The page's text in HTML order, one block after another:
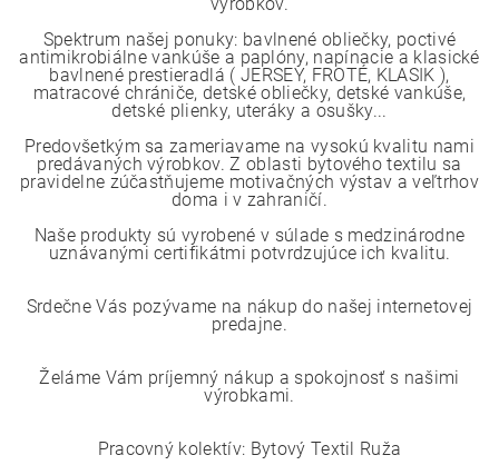
Spektrum našej ponuky: bavlnené obliečky, poctivé
antimikrobiálne vankúše a paplóny, napínacie a klasické
bavlnené prestieradlá ( JERSEY, FROTÉ, KLASIK ),
matracové chrániče, detské obliečky, detské vankúše,
detské plienky, uteráky a osušky...
Predovšetkým sa zameriavame na vysokú kvalitu nami
predávaných výrobkov. Z oblasti bytového textilu sa
pravidelne zúčastňujeme motivačných výstav a veľtrhov
doma i v zahraničí.
Naše produkty sú vyrobené v súlade s medzinárodne
uznávanými certifikátmi potvrdzujúce ich kvalitu.
Srdečne Vás pozývame na nákup do našej internetovej
predajne.
Želáme Vám príjemný nákup a spokojnosť s našimi
výrobkami.
Pracovný kolektív: Bytový Textil Ruža